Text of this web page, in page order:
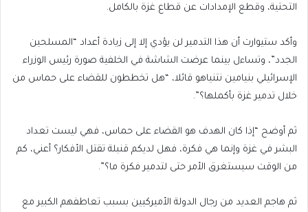
التحتية، وقطع الإمدادات عن قطاع غزة بالكامل.
وأكد ستيوارت أن هذا التدمير لن يؤدي إلا إلى زيادة أعداد “المسلحين
الجدد”، وتساءل بينما عرضت الشاشة في الخلفية صورة رئيس الوزراء
الإسرائيلي بنيامين نتنياهو قائلا، “هل تخططون للقضاء على حماس من
خلال تدمير غزة بأكملها؟”.
ثم أوضح “إذا كان الهدف هو القضاء على حماس، فهي ليست تعداد
البشر في غزة وإنما هي فكرة، فهل لديكم قنبلة تقتل الأفكار؟ أعني، كم
من الوقت سيستغرق الأمر حتى لتدمير فكرة ما؟”.
ثم هاجم العديد من رجال الدولة الأميركيين بسبب تعاطفهم الكبير مع